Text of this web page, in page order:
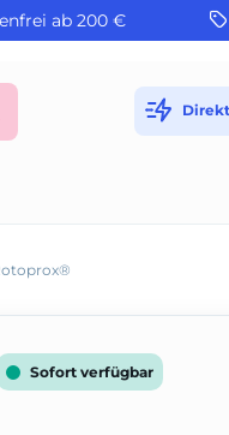
ab 200 €
Sofort verfügbar